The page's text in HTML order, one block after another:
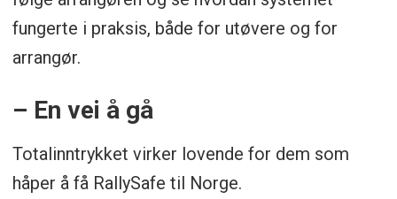
fungerte i praksis, både for utøvere og for
arrangør.
– En vei å gå
Totalinntrykket virker lovende for dem som
håper å få RallySafe til Norge.